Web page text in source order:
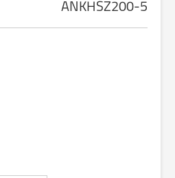
ANKHSZ200-5